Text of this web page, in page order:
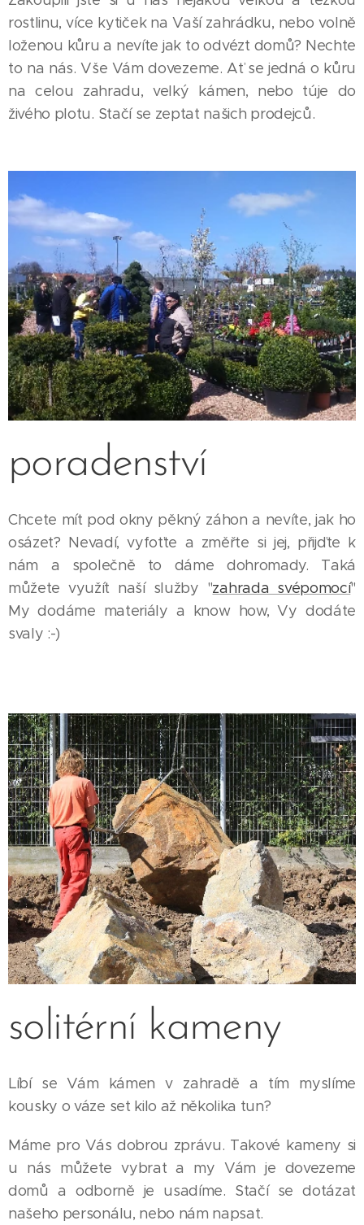
rostlinu, více kytiček na Vaší zahrádku, nebo volně
loženou kůru a nevíte jak to odvézt domů? Nechte
to na nás. Vše Vám dovezeme. Ať se jedná o kůru
na celou zahradu, velký kámen, nebo túje do
živého plotu. Stačí se zeptat našich prodejců.
poradenství
Chcete mít pod okny pěkný záhon a nevíte, jak ho
osázet? Nevadí, vyfoťte a změřte si jej, přijďte k
nám a společně to dáme dohromady. Taká
můžete využít naší služby "zahrada svépomocí"
My dodáme materiály a know how, Vy dodáte
svaly :-)
solitérní kameny
Líbí se Vám kámen v zahradě a tím myslíme
kousky o váze set kilo až několika tun?
Máme pro Vás dobrou zprávu. Takové kameny si
u nás můžete vybrat a my Vám je dovezeme
domů a odborně je usadíme. Stačí se dotázat
našeho personálu, nebo nám napsat.